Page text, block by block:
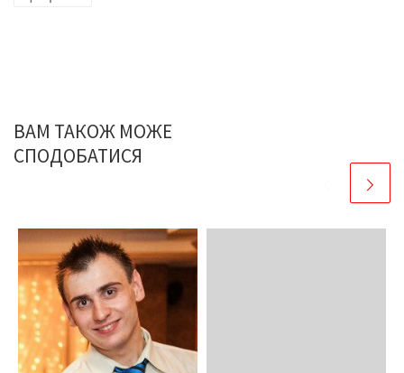
ВАМ ТАКОЖ МОЖЕ
СПОДОБАТИСЯ